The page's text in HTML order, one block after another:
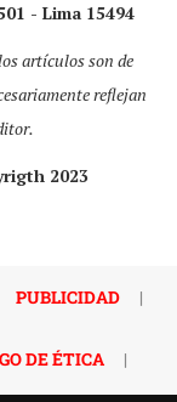
- Lima 15494
artículos son de
reflejan
2023
PUBLICIDAD |
DE ÉTICA |